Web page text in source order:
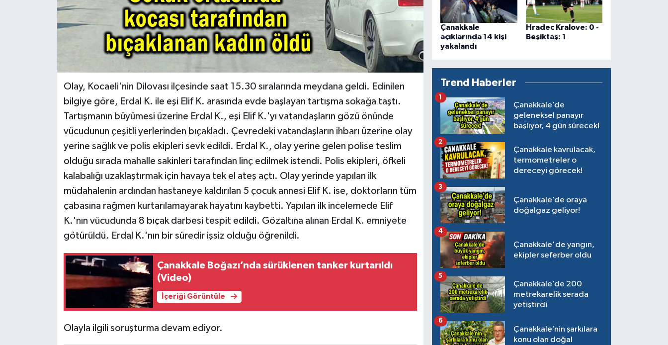
Olay, Kocaeli'nin Dilovası ilçesinde saat 15.30 sıralarında meydana geldi. Edinilen
bilgiye göre, Erdal K. ile eşi Elif K. arasında evde başlayan tartışma sokağa taştı.
Tartışmanın büyümesi üzerine Erdal K., eşi Elif K.'yı vatandaşların gözü önünde
vücudunun çeşitli yerlerinden bıçakladı. Çevredeki vatandaşların ihbarı üzerine olay
yerine sağlık ve polis ekipleri sevk edildi. Erdal K., olay yerine gelen polise teslim
olduğu sırada mahalle sakinleri tarafından linç edilmek istendi. Polis ekipleri, öfkeli
kalabalığı uzaklaştırmak için havaya tek el ateş açtı. Olay yerinde yapılan ilk
müdahalenin ardından hastaneye kaldırılan 5 çocuk annesi Elif K. ise, doktorların tüm
çabasına rağmen kurtarılamayarak hayatını kaybetti. Yapılan ilk incelemede Elif
K.'nın vücudunda 8 bıçak darbesi tespit edildi. Gözaltına alınan Erdal K. emniyete
götürüldü. Erdal K.'nın bir süredir işsiz olduğu öğrenildi.
Çanakkale Boğazı’nda sürüklenen tanker kurtarıldı
(Video)
İçeriği Görüntüle
Olayla ilgili soruşturma devam ediyor.
Çanakkale
açıklarında 14 kişi
yakalandı
Hradec Kralove: 0 -
Beşiktaş: 1
Trend Haberler
Çanakkale’de
geleneksel panayır
başlıyor, 4 gün sürecek!
1
Çanakkale kavrulacak,
termometreler o
dereceyi görecek!
2
Çanakkale’de oraya
doğalgaz geliyor!
3
Çanakkale'de yangın,
ekipler seferber oldu
4
Çanakkale’de 200
metrekarelik serada
yetiştirdi
5
Çanakkale’nin şarkılara
konu olan doğal
6